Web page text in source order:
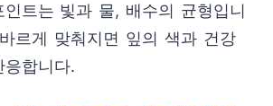
트는 빛과 물, 배수의 균형입니
르게 맞춰지면 잎의 색과 건강
합니다.